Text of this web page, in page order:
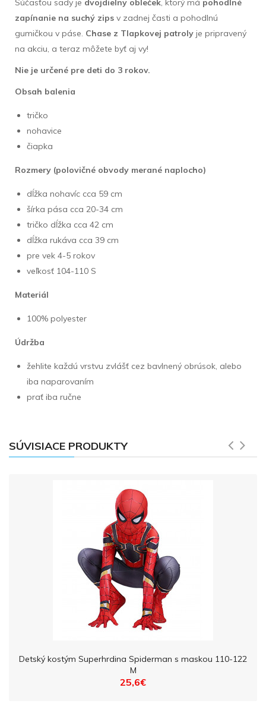
Súčasťou sady je dvojdielny obleček, ktorý má pohodlné
zapínanie na suchý zips v zadnej časti a pohodlnú
gumičkou v páse. Chase z Tlapkovej patroly je pripravený
na akciu, a teraz môžete byť aj vy!
Nie je určené pre deti do 3 rokov.
Obsah balenia
tričko
nohavice
čiapka
Rozmery (polovičné obvody merané naplocho)
dĺžka nohavíc cca 59 cm
šírka pása cca 20-34 cm
tričko dĺžka cca 42 cm
dĺžka rukáva cca 39 cm
pre vek 4-5 rokov
veľkosť 104-110 S
Materiál
100% polyester
Údržba
žehlite každú vrstvu zvlášť cez bavlnený obrúsok, alebo
iba naparovaním
prať iba ručne
SÚVISIACE PRODUKTY
Detský kostým Superhrdina Spiderman s maskou 110-122
M
25,6€